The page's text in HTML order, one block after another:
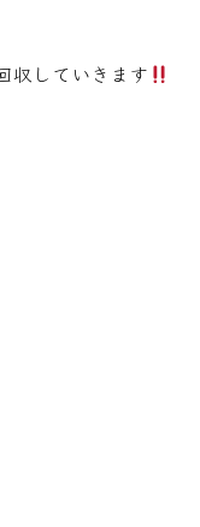
収していきます